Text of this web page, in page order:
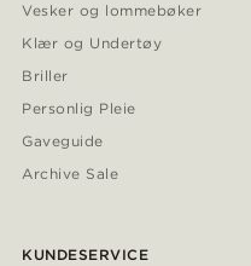
Vesker og lommebøker
Klær og Undertøy
Briller
Personlig Pleie
Gaveguide
Archive Sale
KUNDESERVICE